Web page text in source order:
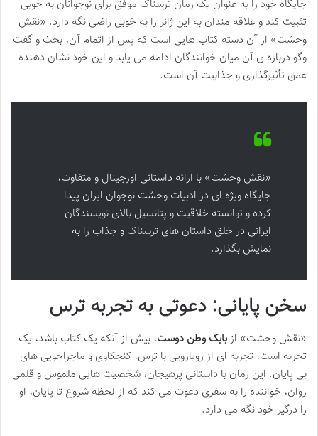
جایگاه خود را به عنوان یک رمان ترسناک موفق برای نوجوانان به خوبی
تثبیت کند و علاقه مندان به این ژانر را به خوبی راضی نگه دارد. «نقش
وحشت» از آن دسته کتاب هایی است که پس از اتمام آن، بحث و گفت
وگو درباره ی آن میان خوانندگان ادامه می یابد و این خود نشان دهنده
عمق تأثیرگذاری و جذابیت آن است.
«نقش وحشت» با ارائه داستانی اورجینال و متفاوت،
جایگاه ویژه ای در ادبیات وحشت نوجوان ایران پیدا
کرده و توانسته خلاقیت و پتانسیل بالای نویسندگان
ایرانی در خلق داستان های ترسناک و جذاب را به
نمایش بگذارد.
سخن پایانی: دعوتی به تجربه ترس
«نقش وحشت» از بابک وطن دوست، بیش از آنکه یک کتاب باشد، یک
تجربه است؛ تجربه ای از رویارویی با ترس، کنجکاوی و ماجراجویی های
بی پایان. این رمان با داستانی پرهیجان، شخصیت هایی ملموس و قلمی
روان، خواننده را به سفری دعوت می کند که از لحظه شروع تا پایان، او
را درگیر خود نگه می دارد.